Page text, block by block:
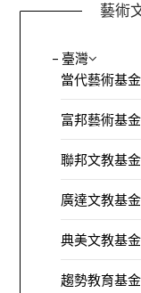
藝術
– 臺灣
當代藝術基
富邦藝術基
聯邦文教基
廣達文教基
典美文教基
趨勢教育基